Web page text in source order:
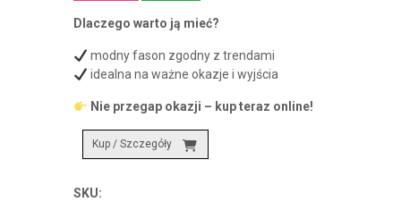
Dlaczego warto ją mieć?
modny fason zgodny z trendami
idealna na ważne okazje i wyjścia
Nie przegap okazji – kup teraz online!
Kup / Szczegóły
SKU: